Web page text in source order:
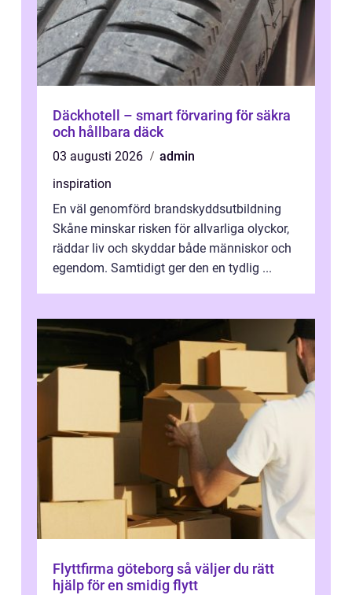
Däckhotell – smart förvaring för säkra
och hållbara däck
03 augusti 2026
admin
inspiration
En väl genomförd brandskyddsutbildning
Skåne minskar risken för allvarliga olyckor,
räddar liv och skyddar både människor och
egendom. Samtidigt ger den en tydlig ...
Flyttfirma göteborg så väljer du rätt
hjälp för en smidig flytt